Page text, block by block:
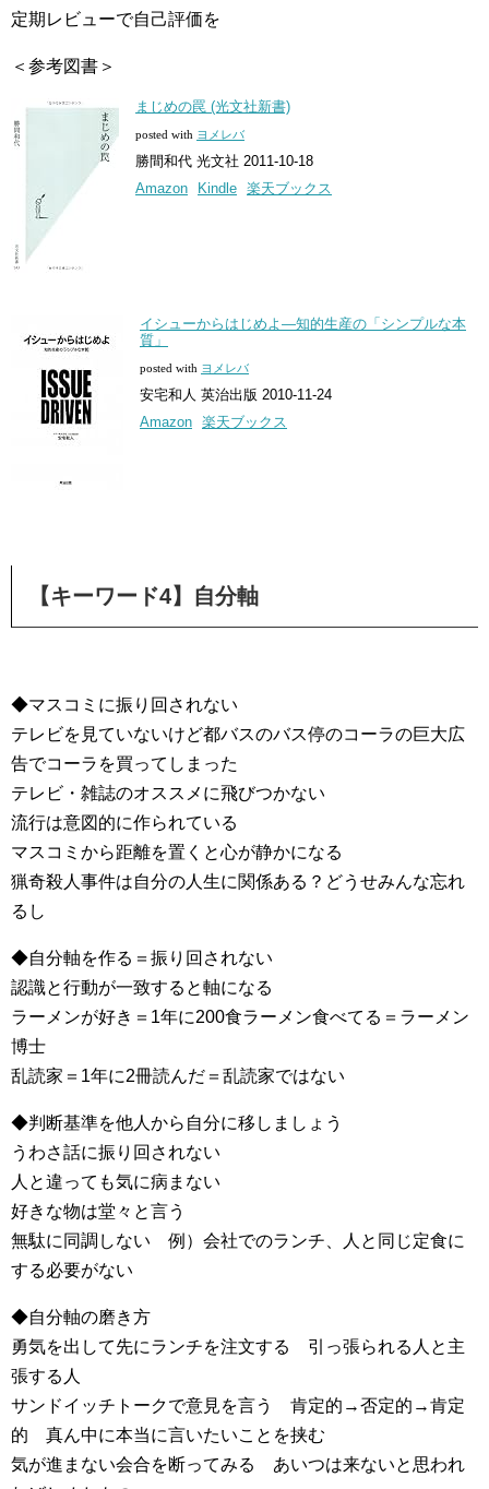
定期レビューで自己評価を
＜参考図書＞
まじめの罠 (光文社新書)
posted with ヨメレバ
勝間和代 光文社 2011-10-18
Amazon
Kindle 楽天ブックス
イシューからはじめよ―知的生産の「シンプルな本
質」
posted with ヨメレバ
安宅和人 英治出版 2010-11-24
Amazon 楽天ブックス
【キーワード4】自分軸
◆マスコミに振り回されない
テレビを見ていないけど都バスのバス停のコーラの巨大広
告でコーラを買ってしまった
テレビ・雑誌のオススメに飛びつかない
流行は意図的に作られている
マスコミから距離を置くと心が静かになる
猟奇殺人事件は自分の人生に関係ある？どうせみんな忘れ
るし
◆自分軸を作る＝振り回されない
認識と行動が一致すると軸になる
ラーメンが好き＝1年に200食ラーメン食べてる＝ラーメン
博士
乱読家＝1年に2冊読んだ＝乱読家ではない
◆判断基準を他人から自分に移しましょう
うわさ話に振り回されない
人と違っても気に病まない
好きな物は堂々と言う
無駄に同調しない 例）会社でのランチ、人と同じ定食に
する必要がない
◆自分軸の磨き方
勇気を出して先にランチを注文する 引っ張られる人と主
張する人
サンドイッチトークで意見を言う 肯定的→否定的→肯定
的 真ん中に本当に言いたいことを挟む
気が進まない会合を断ってみる あいつは来ないと思われ